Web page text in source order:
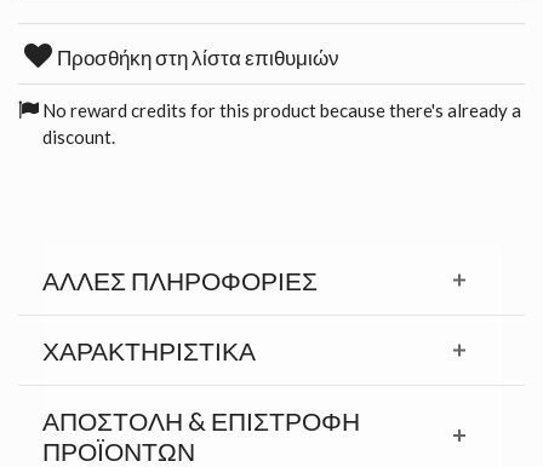
Προσθήκη στη λίστα επιθυμιών
No reward credits for this product because there's already a
discount.
ΆΛΛΕΣ ΠΛΗΡΟΦΟΡΊΕΣ
ΧΑΡΑΚΤΗΡΙΣΤΙΚΆ
ΑΠΟΣΤΟΛΉ & ΕΠΙΣΤΡΟΦΉ
ΠΡΟΪΟΝΤΩΝ